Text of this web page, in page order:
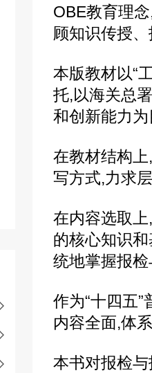
OBE教育理
顾知识传授
本版教材以“
托,以海关总
和创新能力
在教材结构
写方式,力求
在内容选取
的核心知识
统地掌握报
作为“十四五
内容全面,体
本书对报检